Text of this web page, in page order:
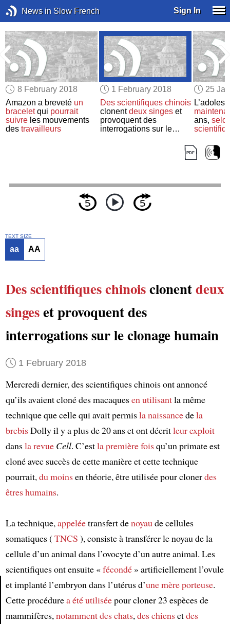
News in Slow French Sign In
8 February 2018
Amazon a breveté un
braceletqui pourrait
suivre les mouvements
destravailleurs
1 February 2018
Des scientifiques chinois
clonentdeux singeset
provoquent des
interrogations sur le
25
ans,
Article
TEXT SIZE
aa AA
Des scientifiques chinoisclonentdeux
singeset provoquent des
interrogations sur le clonage humain
1 February 2018
Mercredi dernier, des scientifiques chinois ont annoncé
qu’ils avaient cloné des macaquesen utilisantla même
technique que celle qui avait permisla naissancedela
brebisDolly il y a plus de 20 ans et ont décritleur exploit
dansla revue Cell. C’estla première foisqu’un primate est
cloné avec succès de cette manière et cette technique
pourrait,du moinsen théorie, être utilisée pour clonerdes
êtres humains.
La technique,appeléetransfert denoyaude cellules
somatiques (TNCS ), consiste à transférer le noyau de la
cellule d’un animal dans l’ovocyte d’un autre animal. Les
scientifiques ont ensuite «fécondé» artificiellement l’ovule
et implanté l’embryon dans l’utérus d’une mère porteuse.
Cette procédurea été utiliséepour cloner 23 espèces de
mammifères,notammentdes chats,des chiensetdes